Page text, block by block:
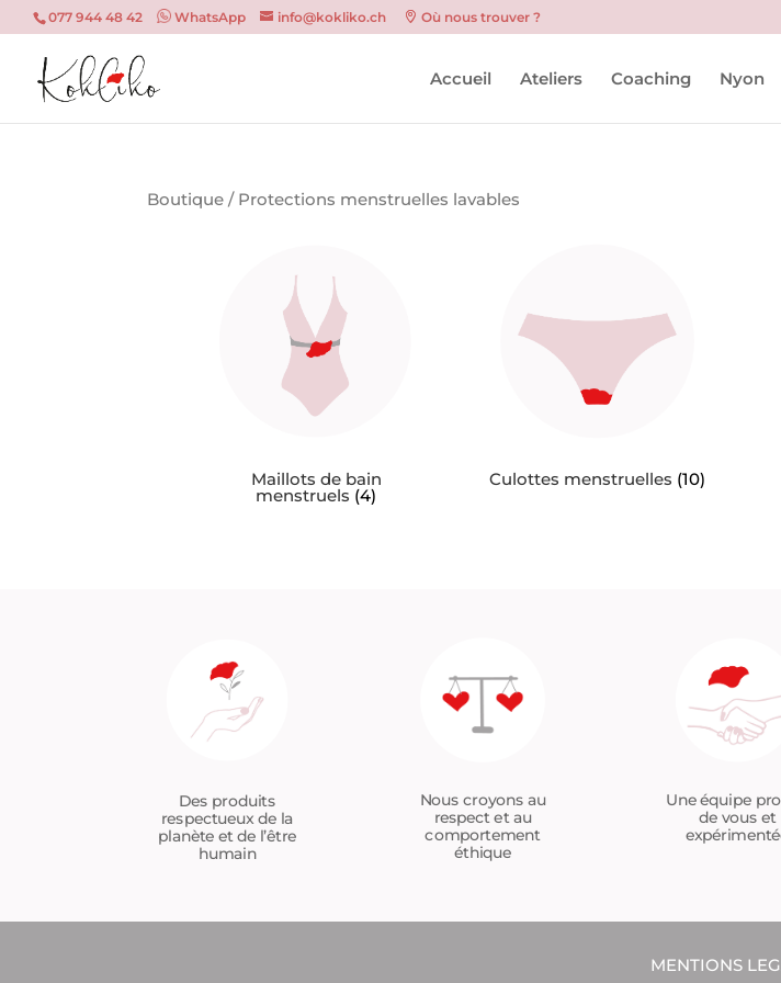
077 944 48 42 WhatsApp info@kokliko.ch Où nous trouver ?
Accueil Ateliers Coaching Nyon
Boutique / Protections menstruelles lavables
Maillots de bain
menstruels (4)
Culottes menstruelles (10)
Des produits
respectueux de la
planète et de l’être
humain
Nous croyons au
respect et au
comportement
éthique
Une équipe
de vous et
MENTIONS